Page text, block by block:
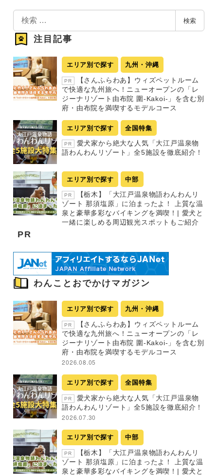
索
検索
注目記事
エリア別で探す 九州・沖縄
PR
【さんふらわあ】ウィズペットルーム
で快適な九州旅へ！ニューオープンの「レ
ジーナリゾート由布院 圍-Kakoi-」を含む別
府・由布院を満喫するモデルコース
エリア別で探す 全国特集
PR
愛犬家から絶大な人気「大江戸温泉物
語わんわんリゾート」全5施設を徹底紹介！
エリア別で探す 中部
PR
【栃木】「大江戸温泉物語わんわんリ
ゾート 那須塩原」に泊まったよ！ 上質な温
泉と豪華多彩なバイキングを満喫！| 愛犬と
一緒に楽しめる周辺観光スポットもご紹介
PR
わんことおでかけマガジン
エリア別で探す 九州・沖縄
PR
【さんふらわあ】ウィズペットルーム
で快適な九州旅へ！ニューオープンの「レ
ジーナリゾート由布院 圍-Kakoi-」を含む別
府・由布院を満喫するモデルコース
2026.08.05
エリア別で探す 全国特集
PR
愛犬家から絶大な人気「大江戸温泉物
語わんわんリゾート」全5施設を徹底紹介！
2026.07.30
エリア別で探す 中部
PR
【栃木】「大江戸温泉物語わんわんリ
ゾート 那須塩原」に泊まったよ！ 上質な温
泉と豪華多彩なバイキングを満喫！| 愛犬と